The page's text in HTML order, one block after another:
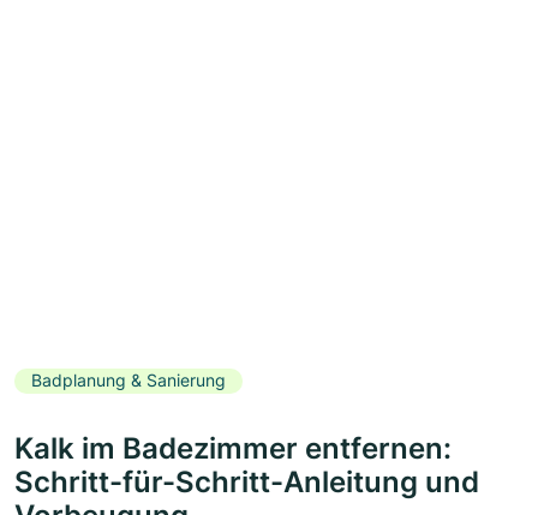
Badplanung & Sanierung
Kalk im Badezimmer entfernen:
Schritt-für-Schritt-Anleitung und